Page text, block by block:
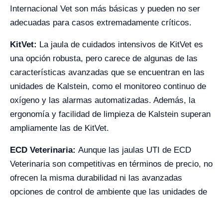
Internacional Vet son más básicas y pueden no ser
adecuadas para casos extremadamente críticos.
KitVet: La jaula de cuidados intensivos de KitVet es
una opción robusta, pero carece de algunas de las
características avanzadas que se encuentran en las
unidades de Kalstein, como el monitoreo continuo de
oxígeno y las alarmas automatizadas. Además, la
ergonomía y facilidad de limpieza de Kalstein superan
ampliamente las de KitVet.
ECD Veterinaria: Aunque las jaulas UTI de ECD
Veterinaria son competitivas en términos de precio, no
ofrecen la misma durabilidad ni las avanzadas
opciones de control de ambiente que las unidades de